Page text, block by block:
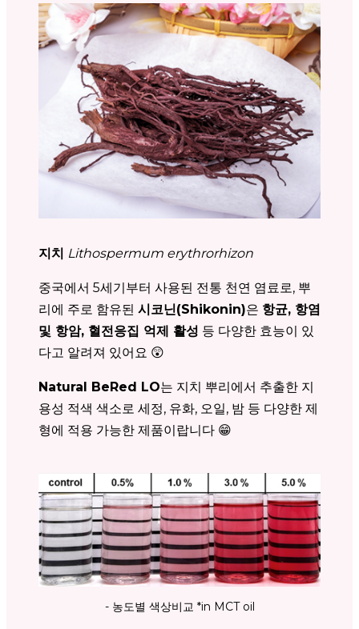
지치 Lithospermum erythrorhizon
중국에서 5세기부터 사용된 전통 천연 염료로, 뿌
리에 주로 함유된 시코닌(Shikonin)은 항균, 항염
및 항암, 혈전응집 억제 활성 등 다양한 효능이 있
다고 알려져 있어요 😲
Natural BeRed LO는 지치 뿌리에서 추출한 지
용성 적색 색소로 세정, 유화, 오일, 밤 등 다양한 제
형에 적용 가능한 제품이랍니다 😁
- 농도별 색상비교 *in MCT oil